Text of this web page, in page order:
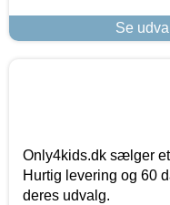
Se
Only4kids.dk sælger
Hurtig levering og 60
deres udvalg.